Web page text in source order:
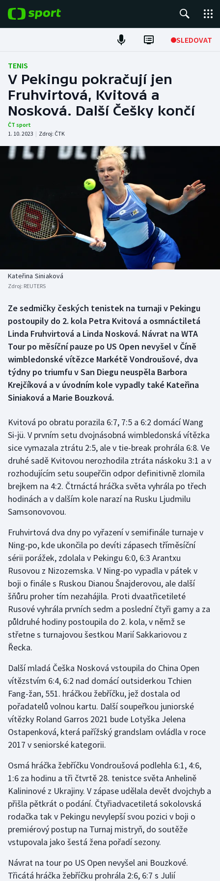
SLEDOVAT
Fotbal
Hokej
Tenis
Atletika
Cyklistika
Americký fotbal
Baseball a softbal
Biatlon
Box
Curling
Dostihy
Florbal
Futsal
Golf
Gymnastika
Házená
Jezdectví
Judo
Krasobruslení
Lezení
Lyže a snowboard
Moderní pětiboj
Motorsport
Olympijské hry
Parasport
Plavání
Plážový volejbal
Ragby
Rychlobruslení
Rychlostní kanoistika
Short track
Sportovní střelba
NEPŘEHLÉDNĚTE
Soutěže
Aplikace ČT sport
TENIS
V Pekingu pokračují jen
Fruhvirtová, Kvitová a
Nosková. Další Češky končí
ČT sport
1. 10. 2023 | Zdroj: ČTK
Kateřina Siniaková
Zdroj: REUTERS
Ze sedmičky českých tenistek na turnaji v Pekingu
postoupily do 2. kola Petra Kvitová a osmnáctiletá
Linda Fruhvirtová a Linda Nosková. Návrat na WTA
Tour po měsíční pauze po US Open nevyšel v Číně
wimbledonské vítězce Markétě Vondroušové, dva
týdny po triumfu v San Diegu neuspěla Barbora
Krejčíková a v úvodním kole vypadly také Kateřina
Siniaková a Marie Bouzková.
Kvitová po obratu porazila 6:7, 7:5 a 6:2 domácí Wang
Si-jü. V prvním setu dvojnásobná wimbledonská vítězka
sice vymazala ztrátu 2:5, ale v tie-break prohrála 6:8. Ve
druhé sadě Kvitovou nerozhodila ztráta náskoku 3:1 a v
rozhodujícím setu soupeřčin odpor definitivně zlomila
brejkem na 4:2. Čtrnáctá hráčka světa vyhrála po třech
hodinách a v dalším kole narazí na Rusku Ljudmilu
Samsonovovou.
Fruhvirtová dva dny po vyřazení v semifinále turnaje v
Ning-po, kde ukončila po devíti zápasech tříměsíční
sérii porážek, zdolala v Pekingu 6:0, 6:3 Arantxu
Rusovou z Nizozemska. V Ning-po vypadla v pátek v
boji o finále s Ruskou Dianou Šnajderovou, ale další
šňůru proher tím nezahájila. Proti dvaatřicetileté
Rusové vyhrála prvních sedm a poslední čtyři gamy a za
půldruhé hodiny postoupila do 2. kola, v němž se
střetne s turnajovou šestkou Marií Sakkariovou z
Řecka.
Další mladá Češka Nosková vstoupila do China Open
vítězstvím 6:4, 6:2 nad domácí outsiderkou Tchien
Fang-žan, 551. hráčkou žebříčku, jež dostala od
pořadatelů volnou kartu. Další soupeřkou juniorské
vítězky Roland Garros 2021 bude Lotyška Jelena
Ostapenková, která pařížský grandslam ovládla v roce
2017 v seniorské kategorii.
Osmá hráčka žebříčku Vondroušová podlehla 6:1, 4:6,
1:6 za hodinu a tři čtvrtě 28. tenistce světa Anhelině
Kalininové z Ukrajiny. V zápase udělala devět dvojchyb a
přišla pětkrát o podání. Čtyřiadvacetiletá sokolovská
rodačka tak v Pekingu nevylepší svou pozici v boji o
premiérový postup na Turnaj mistryň, do soutěže
vstupovala jako šestá žena pořadí sezony.
Návrat na tour po US Open nevyšel ani Bouzkové.
Třicátá hráčka žebříčku prohrála 2:6, 6:7 s Julií